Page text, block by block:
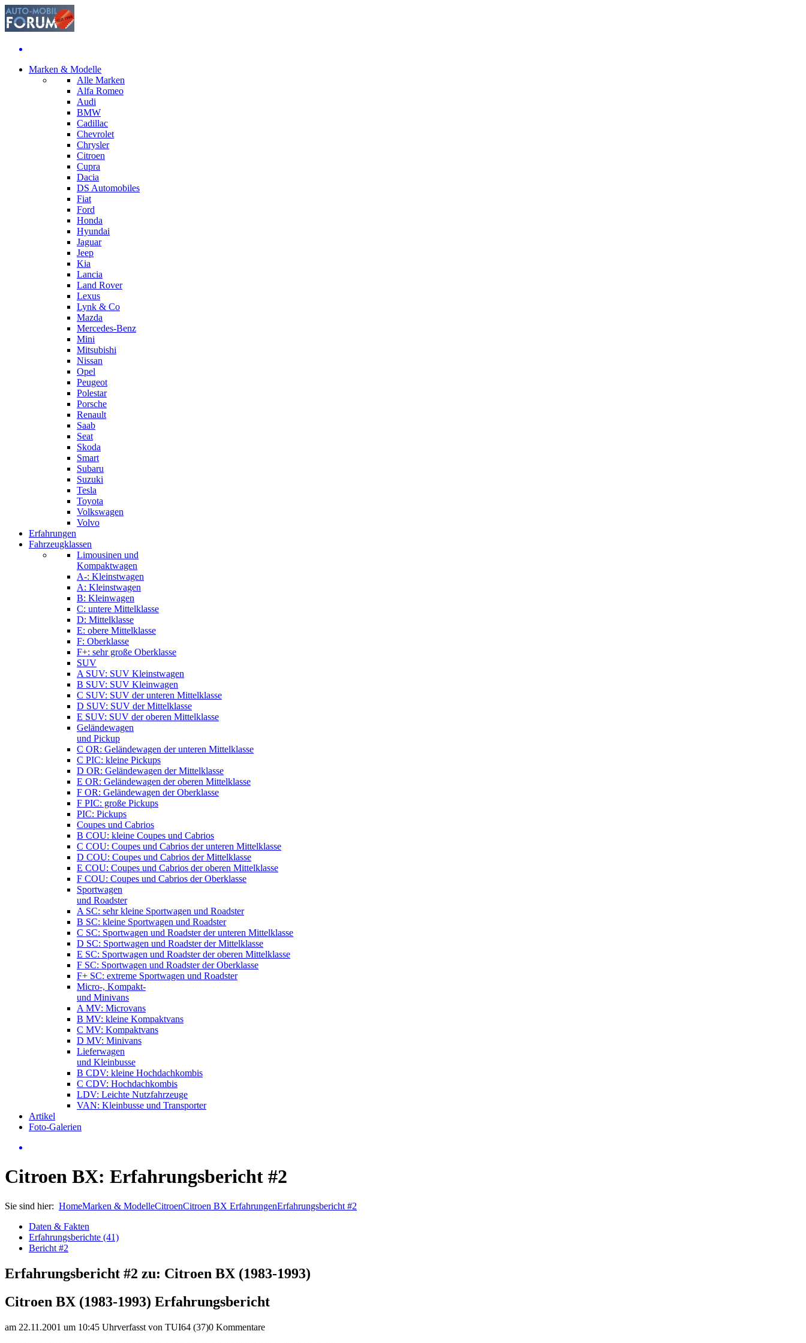
Marken & Modelle
Alle Marken
Alfa Romeo
Audi
BMW
Cadillac
Chevrolet
Chrysler
Citroen
Cupra
Dacia
DS Automobiles
Fiat
Ford
Honda
Hyundai
Jaguar
Jeep
Kia
Lancia
Land Rover
Lexus
Lynk & Co
Mazda
Mercedes-Benz
Mini
Mitsubishi
Nissan
Opel
Peugeot
Polestar
Porsche
Renault
Saab
Seat
Skoda
Smart
Subaru
Suzuki
Tesla
Toyota
Volkswagen
Volvo
Erfahrungen
Fahrzeugklassen
Limousinen und
Kompaktwagen
A-: Kleinstwagen
A: Kleinstwagen
B: Kleinwagen
C: untere Mittelklasse
D: Mittelklasse
E: obere Mittelklasse
F: Oberklasse
F+: sehr große Oberklasse
SUV
A SUV: SUV Kleinstwagen
B SUV: SUV Kleinwagen
C SUV: SUV der unteren Mittelklasse
D SUV: SUV der Mittelklasse
E SUV: SUV der oberen Mittelklasse
Geländewagen
und Pickup
C OR: Geländewagen der unteren Mittelklasse
C PIC: kleine Pickups
D OR: Geländewagen der Mittelklasse
E OR: Geländewagen der oberen Mittelklasse
F OR: Geländewagen der Oberklasse
F PIC: große Pickups
PIC: Pickups
Coupes und Cabrios
B COU: kleine Coupes und Cabrios
C COU: Coupes und Cabrios der unteren Mittelklasse
D COU: Coupes und Cabrios der Mittelklasse
E COU: Coupes und Cabrios der oberen Mittelklasse
F COU: Coupes und Cabrios der Oberklasse
Sportwagen
und Roadster
A SC: sehr kleine Sportwagen und Roadster
B SC: kleine Sportwagen und Roadster
C SC: Sportwagen und Roadster der unteren Mittelklasse
D SC: Sportwagen und Roadster der Mittelklasse
E SC: Sportwagen und Roadster der oberen Mittelklasse
F SC: Sportwagen und Roadster der Oberklasse
F+ SC: extreme Sportwagen und Roadster
Micro-, Kompakt-
und Minivans
A MV: Microvans
B MV: kleine Kompaktvans
C MV: Kompaktvans
D MV: Minivans
Lieferwagen
und Kleinbusse
B CDV: kleine Hochdachkombis
C CDV: Hochdachkombis
LDV: Leichte Nutzfahrzeuge
VAN: Kleinbusse und Transporter
Artikel
Foto-Galerien
Citroen BX: Erfahrungsbericht #2
Sie sind hier: HomeMarken & ModelleCitroenCitroen BX ErfahrungenErfahrungsbericht #2
Daten & Fakten
Erfahrungsberichte (41)
Bericht #2
Erfahrungsbericht #2 zu: Citroen BX (1983-1993)
Citroen BX (1983-1993) Erfahrungsbericht
am 22.11.2001 um 10:45 Uhrverfasst von TUI64 (37)0 Kommentare